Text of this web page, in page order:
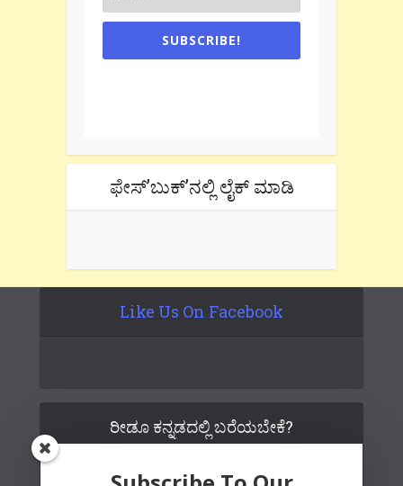
SUBSCRIBE!
ಫೇಸ್’ಬುಕ್’ನಲ್ಲಿ ಲೈಕ್ ಮಾಡಿ
Like Us On Facebook
ರೀಡೂ ಕನ್ನಡದಲ್ಲಿ ಬರೆಯಬೇಕೆ?